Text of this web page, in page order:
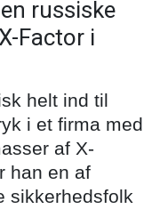
russiske
Factor i
helt ind til
i et firma med
af X-
han en af
sikkerhedsfolk